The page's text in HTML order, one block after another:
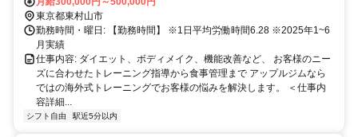
東京都東村山市
勤務時間・曜日: 【勤務時間】 ※1日平均労働時間6.28 ※2025年1~6
月実績
仕事内容: ダイエット、ボディメイク、機能改善など、 お客様のニー
ズに合わせたトレーニング指導から食事管理まで アップルジムなら
ではの海外式トレーニングでお客様の悩みを解決します。 ＜仕事内
容詳細...
シフト自由 駅近5分以内